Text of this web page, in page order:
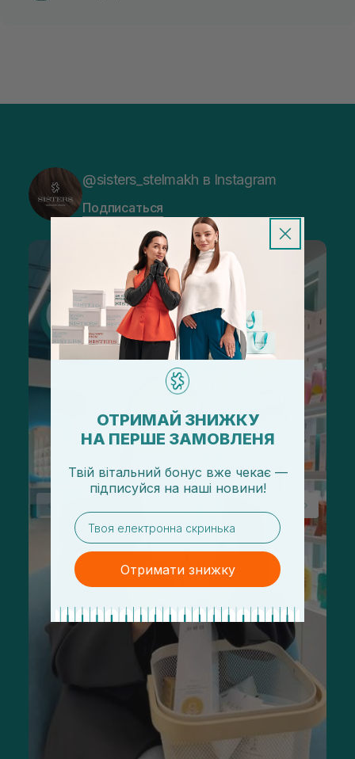
@sisters_stelmakh в Instagram
Подписаться
ОТРИМАЙ ЗНИЖКУ
НА ПЕРШЕ ЗАМОВЛЕНЯ
Твій вітальний бонус вже чекає —
підписуйся на наші новини!
email
Отримати знижку